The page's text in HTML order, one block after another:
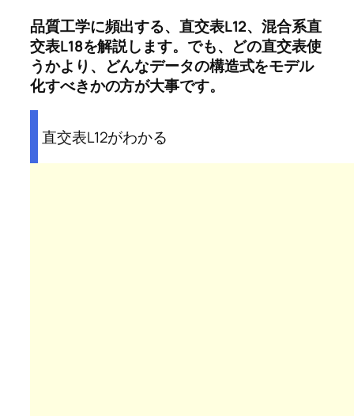
品質工学に頻出する、直交表L12、混合系直
交表L18を解説します。でも、どの直交表使
うかより、どんなデータの構造式をモデル
化すべきかの方が大事です。
直交表L12がわかる